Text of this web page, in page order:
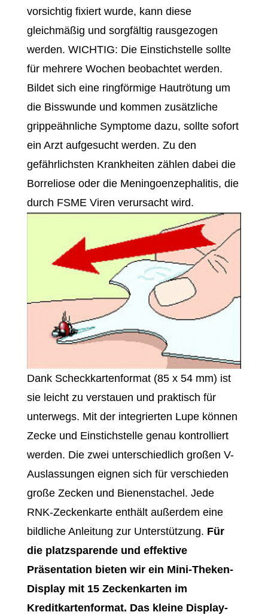
vorsichtig fixiert wurde, kann diese
gleichmäßig und sorgfältig rausgezogen
werden. WICHTIG: Die Einstichstelle sollte
für mehrere Wochen beobachtet werden.
Bildet sich eine ringförmige Hautrötung um
die Bisswunde und kommen zusätzliche
grippeähnliche Symptome dazu, sollte sofort
ein Arzt aufgesucht werden. Zu den
gefährlichsten Krankheiten zählen dabei die
Borreliose oder die Meningoenzephalitis, die
durch FSME Viren verursacht wird.
Dank Scheckkartenformat (85 x 54 mm) ist
sie leicht zu verstauen und praktisch für
unterwegs. Mit der integrierten Lupe können
Zecke und Einstichstelle genau kontrolliert
werden. Die zwei unterschiedlich großen V-
Auslassungen eignen sich für verschieden
große Zecken und Bienenstachel. Jede
RNK-Zeckenkarte enthält außerdem eine
bildliche Anleitung zur Unterstützung. Für
die platzsparende und effektive
Präsentation bieten wir ein Mini-Theken-
Display mit 15 Zeckenkarten im
Kreditkartenformat. Das kleine Display-